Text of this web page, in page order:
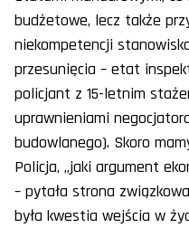
budżetowe, lecz także
niekompetencji
przesunięcia – etat
policjant z 15-letnim
uprawnieniami
budowlanego). Skoro
Policja, „jaki argument
– pytała strona
była kwestia wejścia w